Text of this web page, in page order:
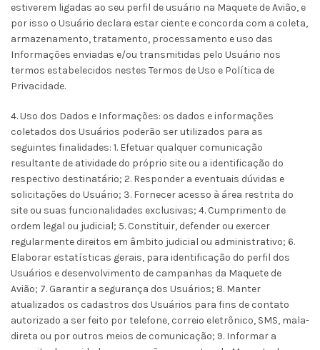
estiverem ligadas ao seu perfil de usuário na Maquete de Avião, e
por isso o Usuário declara estar ciente e concorda com a coleta,
armazenamento, tratamento, processamento e uso das
Informações enviadas e/ou transmitidas pelo Usuário nos
termos estabelecidos nestes Termos de Uso e Política de
Privacidade.
4. Uso dos Dados e Informações: os dados e informações
coletados dos Usuários poderão ser utilizados para as
seguintes finalidades: 1. Efetuar qualquer comunicação
resultante de atividade do próprio site ou a identificação do
respectivo destinatário; 2. Responder a eventuais dúvidas e
solicitações do Usuário; 3. Fornecer acesso à área restrita do
site ou suas funcionalidades exclusivas; 4. Cumprimento de
ordem legal ou judicial; 5. Constituir, defender ou exercer
regularmente direitos em âmbito judicial ou administrativo; 6.
Elaborar estatísticas gerais, para identificação do perfil dos
Usuários e desenvolvimento de campanhas da Maquete de
Avião; 7. Garantir a segurança dos Usuários; 8. Manter
atualizados os cadastros dos Usuários para fins de contato
autorizado a ser feito por telefone, correio eletrônico, SMS, mala-
direta ou por outros meios de comunicação; 9. Informar a